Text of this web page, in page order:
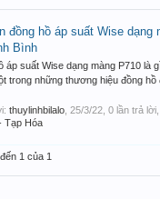
đồng hồ áp suất Wise dạng
Bình
áp suất Wise dạng màng P710 là
trong những thương hiệu đồng hồ
thuylinhbilalo 25/3/22 , 0 lần trả
Tạp Hóa
1 của 1